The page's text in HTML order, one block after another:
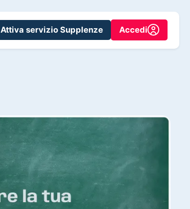
Attiva servizio Supplenze Accedi